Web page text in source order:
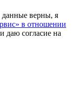
верны, я
в отношении
и даю согласие на